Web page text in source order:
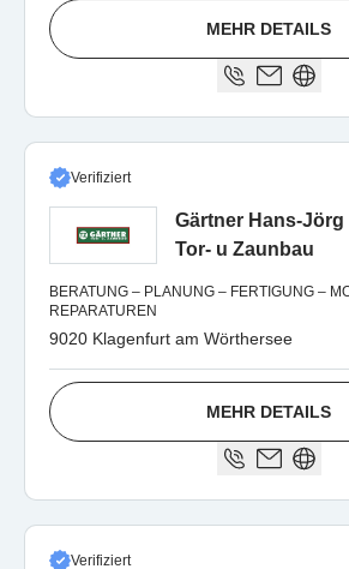
MEHR DETAILS
Verifiziert
Gärtner Hans-Jörg
Tor- u Zaunbau
BERATUNG – PLANUNG – FERTIGUNG –
REPARATUREN
9020 Klagenfurt am Wörthersee
MEHR DETAILS
Verifiziert